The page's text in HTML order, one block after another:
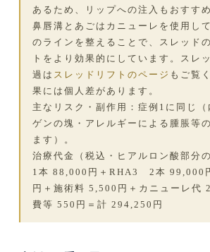
あるため、リップへの注入もおすす
鼻唇溝とあごはカニューレを使用し
のラインを整えることで、スレッド
トをより効果的にしています。スレ
過は スレッドリフトのページ もご覧
果には個人差があります。
主なリスク・副作用：症例1に同じ（
ゲンの塊・アレルギーによる腫脹等
ます）。
治療代金（税込・ヒアルロン酸部分
1本 88,000円＋RHA3 2本 99,000
円＋施術料 5,500円＋カニューレ代
費等 550円＝計 294,250円